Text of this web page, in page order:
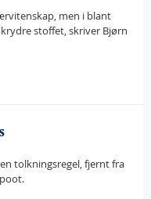
men i blant
stoffet, skriver Bjørn
tolkningsregel, fjernt fra